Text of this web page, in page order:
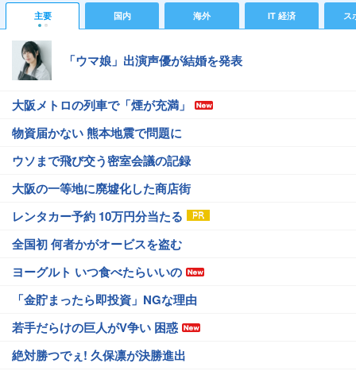
主要 国内 海外 IT 経済 ス
「ウマ娘」出演声優が結婚を発表
大阪メトロの列車で「煙が充満」
物資届かない 熊本地震で問題に
ウソまで飛び交う密室会議の記録
大阪の一等地に廃墟化した商店街
レンタカー予約 10万円分当たる
全国初 何者かがオービスを盗む
ヨーグルト いつ食べたらいいの
「金貯まったら即投資」NGな理由
若手だらけの巨人がV争い 困惑
絶対勝つでぇ! 久保凛が決勝進出